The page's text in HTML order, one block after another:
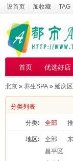
设首页 加收藏 TAG
首页 优选好店
北京 » 养生SPA » 延庆区
分类列表
分类: 全部
地区: 全部
昌平区